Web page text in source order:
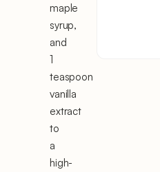
maple
syrup,
and
1
teaspoon
vanilla
extract
to
a
high-